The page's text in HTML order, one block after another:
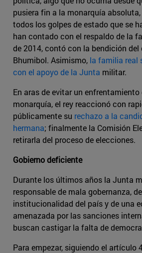
pusiera fin a la monarquía
todos los golpes de estado que se
han contado con el respaldo de la
de 2014, contó con la bendición del
Bhumibol. Asimismo, la familia real
con el apoyo de la Junta militar.
En aras de evitar un
monarquía, el rey reaccionó con
públicamente su rechazo a la
hermana; finalmente la Comisión
retirarla del proceso de elecciones.
Gobierno deficiente
Durante los últimos años la Junta
responsable de mala gobernanza,
institucionalidad del país y de una
amenazada por las sanciones
buscan castigar la falta de
Para empezar, siguiendo el artículo